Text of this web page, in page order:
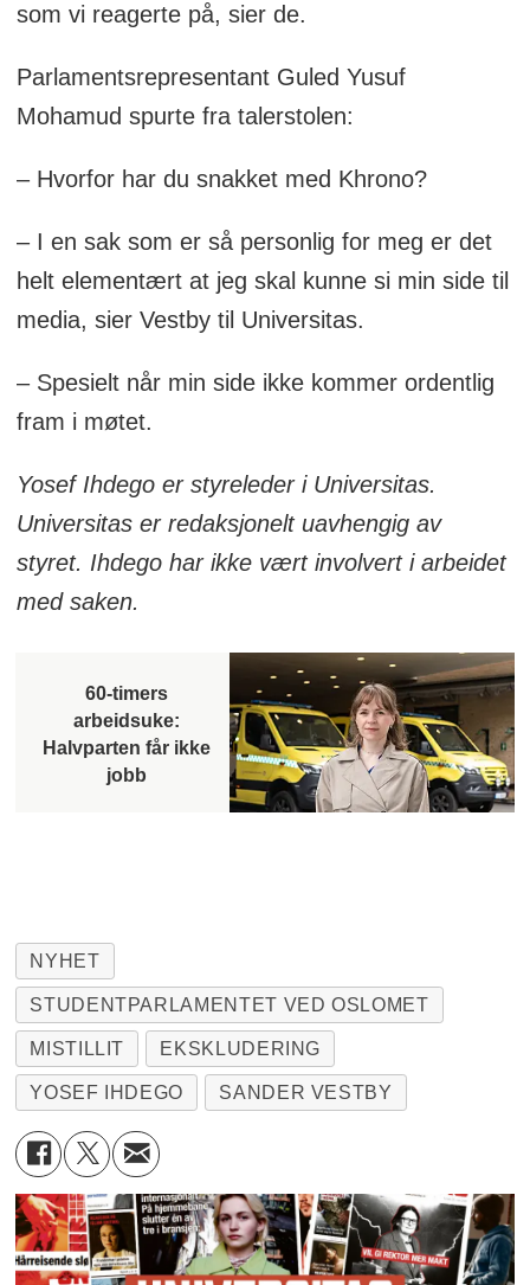
som vi reagerte på, sier de.
Parlamentsrepresentant Guled Yusuf
Mohamud spurte fra talerstolen:
– Hvorfor har du snakket med Khrono?
– I en sak som er så personlig for meg er det
helt elementært at jeg skal kunne si min side til
media, sier Vestby til Universitas.
– Spesielt når min side ikke kommer ordentlig
fram i møtet.
Yosef Ihdego er styreleder i Universitas.
Universitas er redaksjonelt uavhengig av
styret. Ihdego har ikke vært involvert i arbeidet
med saken.
60-timers
arbeidsuke:
Halvparten får ikke
jobb
NYHET
STUDENTPARLAMENTET VED OSLOMET
MISTILLIT EKSKLUDERING
YOSEF IHDEGO SANDER VESTBY